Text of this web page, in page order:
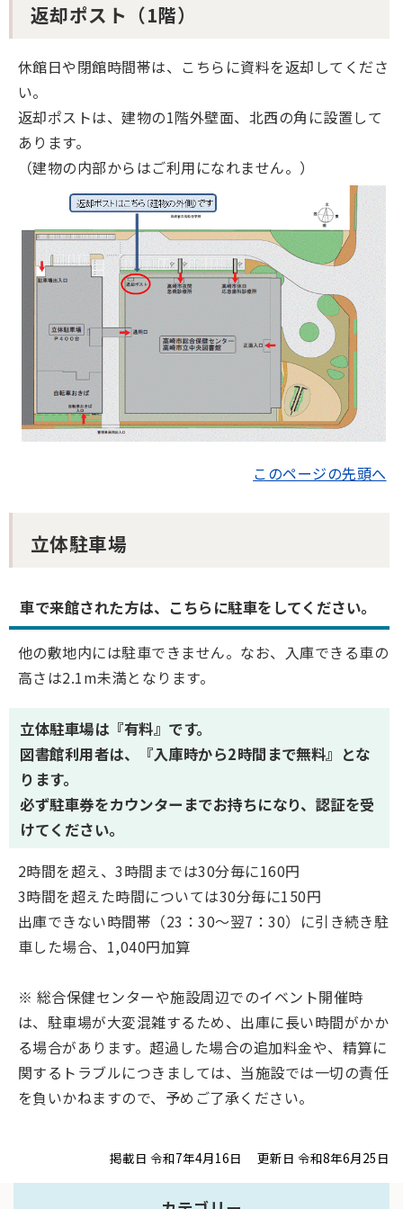
返却ポスト（1階）
休館日や閉館時間帯は、こちらに資料を返却してくださ
い。
返却ポストは、建物の1階外壁面、北西の角に設置して
あります。
（建物の内部からはご利用になれません。）
このページの先頭へ
立体駐車場
車で来館された方は、こちらに駐車をしてください。
他の敷地内には駐車できません。なお、入庫できる車の
高さは2.1m未満となります。
立体駐車場は『有料』です。
図書館利用者は、『入庫時から2時間まで無料』とな
ります。
必ず駐車券をカウンターまでお持ちになり、認証を受
けてください。
2時間を超え、3時間までは30分毎に160円
3時間を超えた時間については30分毎に150円
出庫できない時間帯（23：30～翌7：30）に引き続き駐
車した場合、1,040円加算
※ 総合保健センターや施設周辺でのイベント開催時
は、駐車場が大変混雑するため、出庫に長い時間がかか
る場合があります。超過した場合の追加料金や、精算に
関するトラブルにつきましては、当施設では一切の責任
を負いかねますので、予めご了承ください。
掲載日 令和7年4月16日 更新日 令和8年6月25日